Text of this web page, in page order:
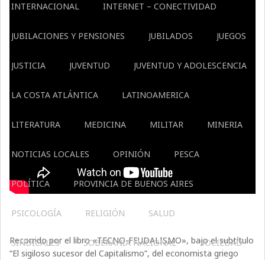
INTERNACIONAL INTERNET – CONECTIVIDAD
JUBILACIONES Y PENSIONES JUBILADOS JUEGOS
JUSTICIA JUVENTUD JUVENTUD Y ADOLESCENCIA
LA COSTA ATLÁNTICA LATINOAMERICA
LITERATURA MEDICINA MILITAR MINERIA
NOTICIAS LOCALES OPINIÓN PESCA
POLÍTICA PROVINCIA DE BUENOS AIRES
PSICOLOGÍA RELIGIÓN SALUD
SINDICALES SOBERANÍA NACIONAL SOCIEDAD
Recorrido por el libro «TECNO-FEUDALISMO», bajo el subtítulo
“El sigiloso sucesor del Capitalismo”, del economista griego